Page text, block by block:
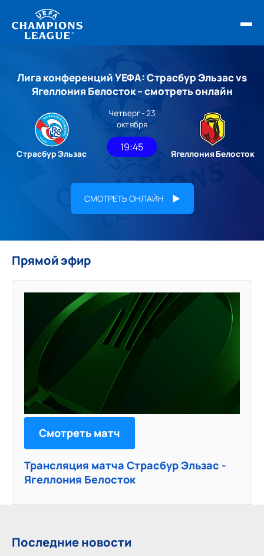
ОБЗОРЫ ЛЧ УЕФА
НОВОСТИ
РАСПИСАНИЕ
Лига конференций УЕФА: Страсбур Эльзас vs
Ягеллония Белосток – смотреть онлайн
Страсбур Эльзас
Четверг - 23
октября
19:45
Ягеллония Белосток
СМОТРЕТЬ ОНЛАЙН
Прямой эфир
Смотреть матч
Трансляция матча Страсбур Эльзас -
Ягеллония Белосток
Последние новости